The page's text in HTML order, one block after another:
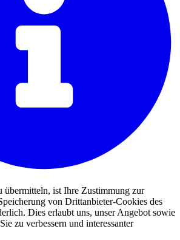
übermitteln, ist Ihre Zustimmung zur
von Drittanbieter-Cookies des
Dies erlaubt uns, unser Angebot sowie
zu verbessern und interessanter